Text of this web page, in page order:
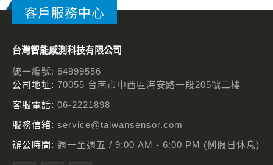
客戶服務中心
台灣智能感測科技有限公司
統一編號: 64999556
公司地址: 70055 台南市中西區海安路一段205號二樓
客服電話: 06-2221898
服務信箱: service@taiwansensor.com
辦公時間: 週一至週五 / 9:00 AM - 6:00 PM (例假日休息)